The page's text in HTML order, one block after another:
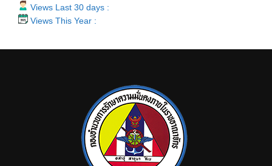
Views Last 30 days :
Views This Year :